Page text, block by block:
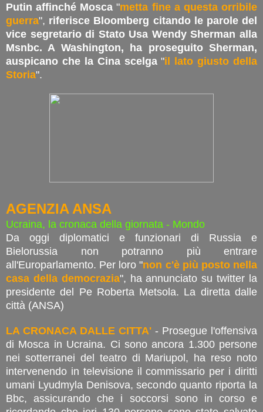
Putin affinché Mosca "metta fine a questa orribile
guerra", riferisce Bloomberg citando le parole del
vice segretario di Stato Usa Wendy Sherman alla
Msnbc. A Washington, ha proseguito Sherman,
auspicano che la Cina scelga"il lato giusto della
Storia".
AGENZIA ANSA
Ucraina, la cronaca della giornata - Mondo
Da oggi diplomatici e funzionari di Russia e
Bielorussia non potranno più entrare
all'Europarlamento. Per loro "non c'è più posto nella
casa della democrazia", ha annunciato su twitter la
presidente del Pe Roberta Metsola. La diretta dalle
città (ANSA)
LA CRONACA DALLE CITTA' - Prosegue l'offensiva
di Mosca in Ucraina. Ci sono ancora 1.300 persone
nei sotterranei del teatro di Mariupol, ha reso noto
intervenendo in televisione il commissario per i diritti
umani Lyudmyla Denisova, secondo quanto riporta la
Bbc, assicurando che i soccorsi sono in corso e